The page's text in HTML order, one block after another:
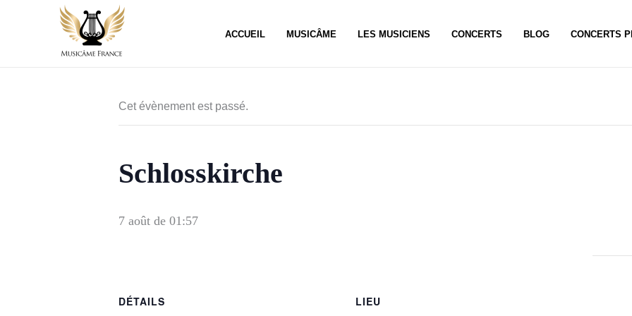
ACCUEIL MUSICÂME LES MUSICIENS CONCERTS BLOG CONCERTS
Cet évènement est passé.
Schlosskirche
7 août de 01:57
DÉTAILS
LIEU